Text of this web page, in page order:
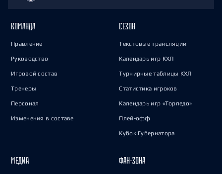
КОМАНДА
Правление
Руководство
Игровой состав
Тренеры
Персонал
Изменения в составе
СЕЗОН
Текстовые трансляции
Календарь игр КХЛ
Турнирные таблицы КХЛ
Статистика игроков
Календарь игр «Торпедо»
Плей-офф
Кубок Губернатора
МЕДИА ФАН-ЗОНА